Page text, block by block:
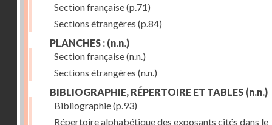
Section française(p.71)
Sections étrangères (p.84)
PLANCHES : (n.n.)
Section française(n.n.)
Sections étrangères (n.n.)
BIBLIOGRAPHIE, RÉPERTOIRE ET TABLES (n.n.)
Bibliographie(p.93)
Répertoire alphabétique des exposants cités dans le